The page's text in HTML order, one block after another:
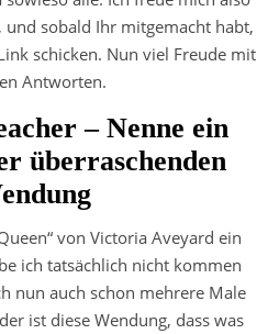
und sobald Ihr mitgemacht habt,
schicken. Nun viel Freude mit
Antworten.
– Nenne ein
überraschenden
von Victoria Aveyard ein
ich tatsächlich nicht kommen
nun auch schon mehrere Male
ist diese Wendung, dass was